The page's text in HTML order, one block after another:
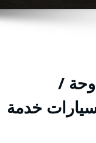
/
سيارات خدمة